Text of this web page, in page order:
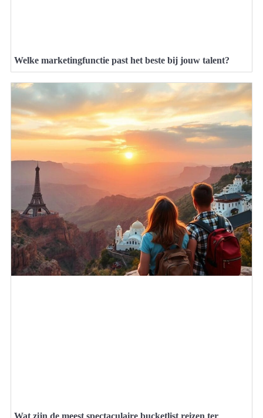
Welke marketingfunctie past het beste bij jouw talent?
Wat zijn de meest spectaculaire bucketlist reizen ter